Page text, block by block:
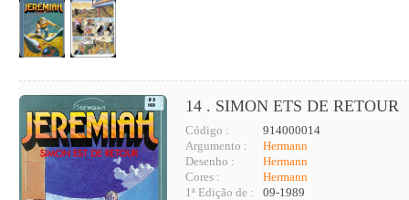
14 . SIMON ETS DE RETOUR
Código :
914000014
Argumento :
Hermann
Desenho :
Hermann
Cores :
Hermann
1ª Edição de :
09-1989